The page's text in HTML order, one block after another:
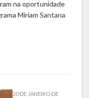
na oportunidade
Miriam Santana
20 DE JANEIRO DE